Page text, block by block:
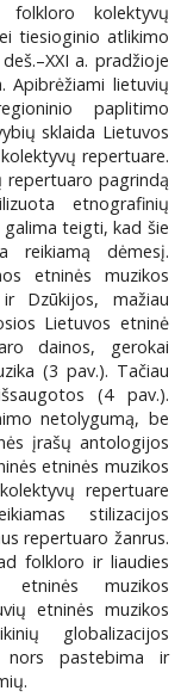
folkloro kolektyvų
tiesioginio atlikimo
a. pradžioje
Apibrėžiami lietuvių
paplitimo
sklaida Lietuvos
repertuare.
repertuaro pagrindą
etnografinių
teigti, kad šie
reikiamą dėmesį.
etninės muzikos
Dzūkijos, mažiau
Lietuvos etninė
dainos, gerokai
(3 pav.). Tačiau
(4 pav.).
netolygumą, be
įrašų antologijos
etninės muzikos
repertuare
stilizacijos
repertuaro žanrus.
folkloro ir liaudies
muzikos
etninės muzikos
globalizacijos
nors pastebima ir